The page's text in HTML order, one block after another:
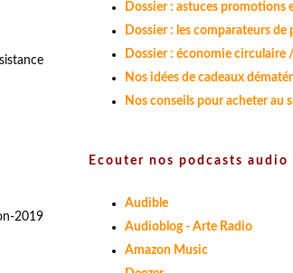
Dossier : astuces promotions
Dossier : les comparateurs de
Dossier : économie circulaire
Nos idées de cadeaux
Nos conseils pour acheter au
Ecouter nos podcasts audio
Audible
Audioblog - Arte Radio
Amazon Music